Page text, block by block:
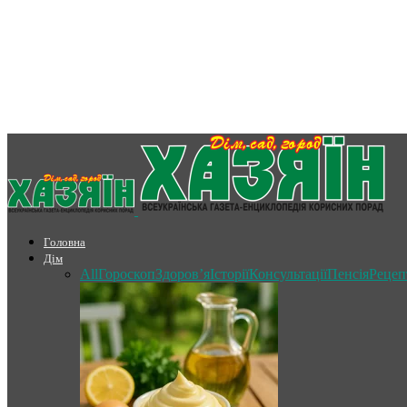
Головна
Дім
AllГороскопЗдоров’яІсторіїКонсультаціїПенсія